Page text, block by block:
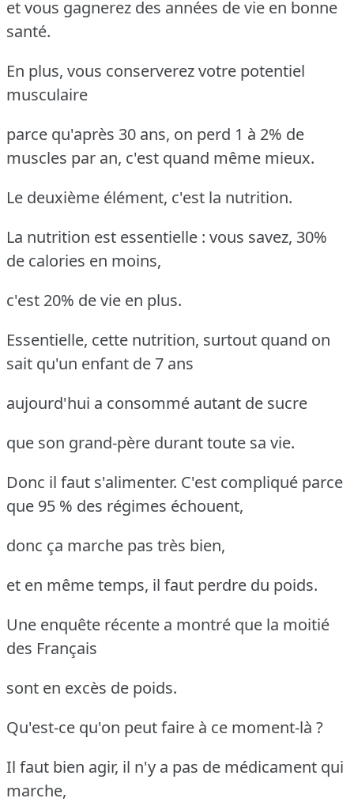
et vous gagnerez des années de vie en bonne
santé.
En plus, vous conserverez votre potentiel
musculaire
parce qu'après 30 ans, on perd 1 à 2% de
muscles par an, c'est quand même mieux.
Le deuxième élément, c'est la nutrition.
La nutrition est essentielle : vous savez, 30%
de calories en moins,
c'est 20% de vie en plus.
Essentielle, cette nutrition, surtout quand on
sait qu'un enfant de 7 ans
aujourd'hui a consommé autant de sucre
que son grand-père durant toute sa vie.
Donc il faut s'alimenter. C'est compliqué parce
que 95 % des régimes échouent,
donc ça marche pas très bien,
et en même temps, il faut perdre du poids.
Une enquête récente a montré que la moitié
des Français
sont en excès de poids.
Qu'est-ce qu'on peut faire à ce moment-là ?
Il faut bien agir, il n'y a pas de médicament qui
marche,